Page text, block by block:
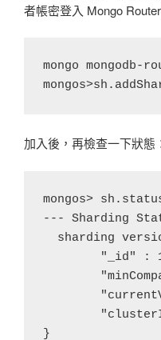
者帳密登入 Mongo Router
mongo mongodb-
加入後，再檢查一下狀態
mongos>
--- Sharding
sharding
}